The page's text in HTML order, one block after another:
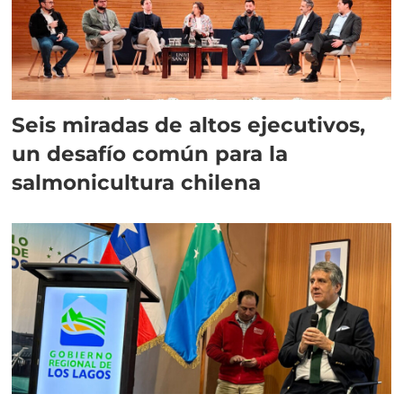
Seis miradas de altos ejecutivos,
un desafío común para la
salmonicultura chilena